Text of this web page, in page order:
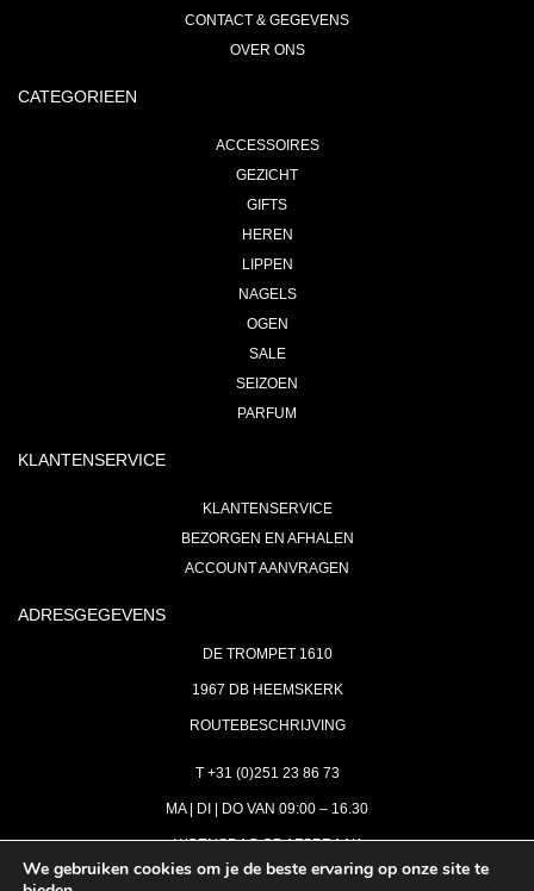
CONTACT & GEGEVENS
OVER ONS
CATEGORIEEN
ACCESSOIRES
GEZICHT
GIFTS
HEREN
LIPPEN
NAGELS
OGEN
SALE
SEIZOEN
PARFUM
KLANTENSERVICE
KLANTENSERVICE
BEZORGEN EN AFHALEN
ACCOUNT AANVRAGEN
ADRESGEGEVENS
DE TROMPET 1610
1967 DB HEEMSKERK
ROUTEBESCHRIJVING
T +31 (0)251 23 86 73
MA | DI | DO VAN 09:00 – 16.30
WOENSDAG OP AFSPRAAK
We gebruiken cookies om je de beste ervaring op onze site te